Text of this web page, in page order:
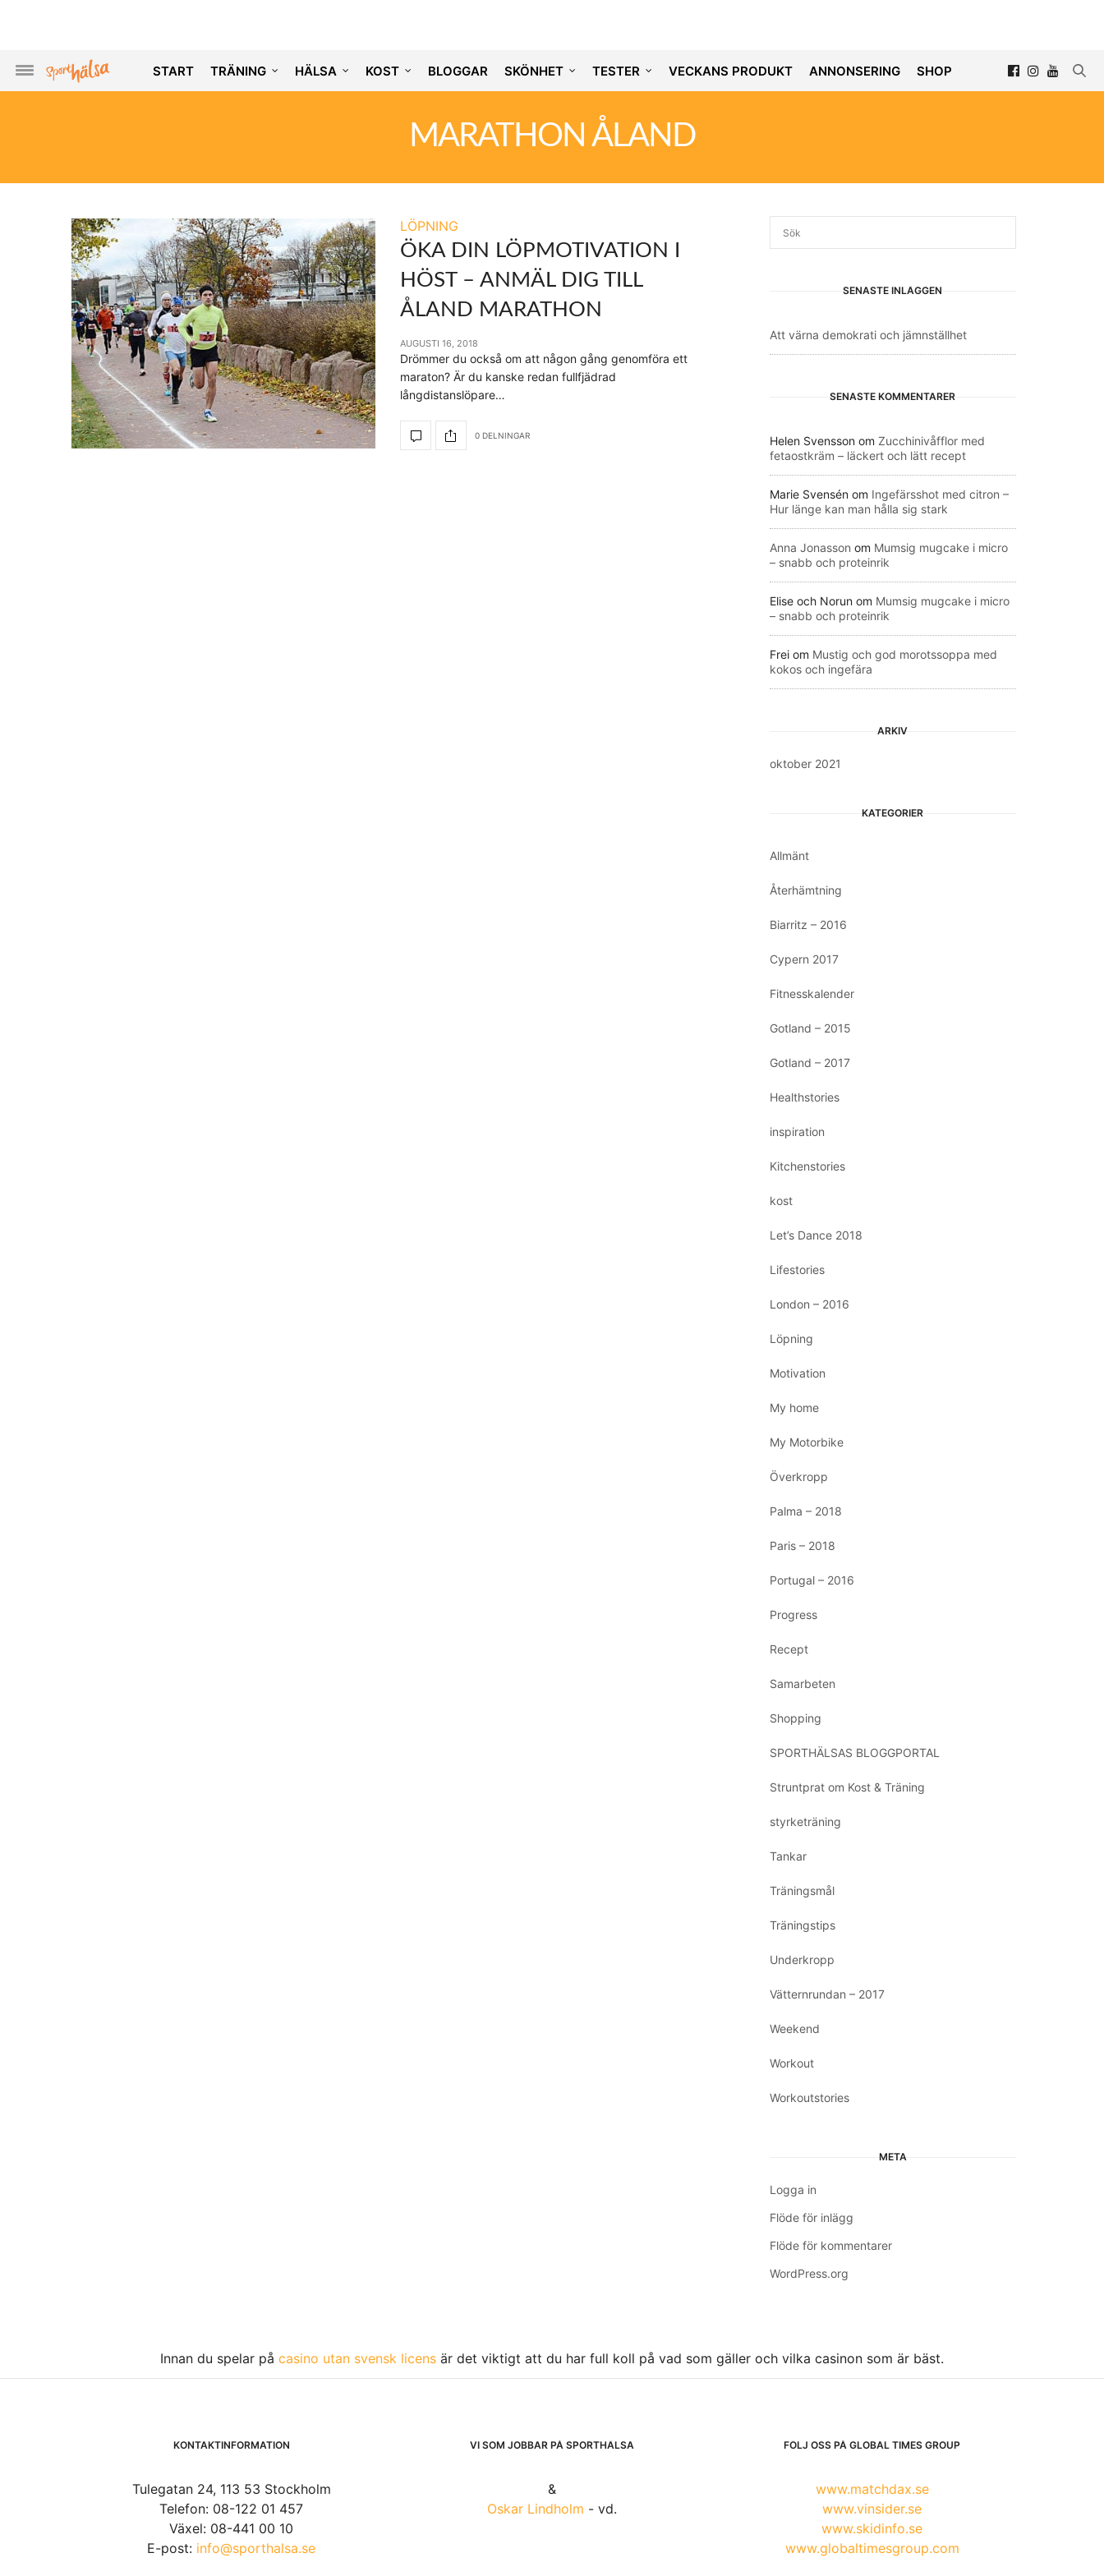
START TRÄNING HÄLSA KOST BLOGGAR SKÖNHET TESTER VECKANS PRODUKT ANNONSERING SHOP
MARATHON ÅLAND
LÖPNING
ÖKA DIN LÖPMOTIVATION I
HÖST – ANMÄL DIG TILL
ÅLAND MARATHON
AUGUSTI 16, 2018
Drömmer du också om att någon gång genomföra ett
maraton? Är du kanske redan fullfjädrad
långdistanslöpare…
0 DELNINGAR
SENASTE INLÄGGEN
Att värna demokrati och jämnställhet
SENASTE KOMMENTARER
Helen Svensson om Zucchinivåfflor med
fetaostkräm – läckert och lätt recept
Marie Svensén om Ingefärsshot med citron –
Hur länge kan man hålla sig stark
Anna Jonasson om Mumsig mugcake i micro
– snabb och proteinrik
Elise och Norun om Mumsig mugcake i micro
– snabb och proteinrik
Frei om Mustig och god morotssoppa med
kokos och ingefära
ARKIV
oktober 2021
KATEGORIER
Allmänt
Återhämtning
Biarritz – 2016
Cypern 2017
Fitnesskalender
Gotland – 2015
Gotland – 2017
Healthstories
inspiration
Kitchenstories
kost
Let’s Dance 2018
Lifestories
London – 2016
Löpning
Motivation
My home
My Motorbike
Överkropp
Palma – 2018
Paris – 2018
Portugal – 2016
Progress
Recept
Samarbeten
Shopping
SPORTHÄLSAS BLOGGPORTAL
Struntprat om Kost & Träning
styrketräning
Tankar
Träningsmål
Träningstips
Underkropp
Vätternrundan – 2017
Weekend
Workout
Workoutstories
META
Logga in
Flöde för inlägg
Flöde för kommentarer
WordPress.org
Innan du spelar på casino utan svensk licens är det viktigt att du har full koll på vad som gäller och vilka casinon som är bäst.
KONTAKTINFORMATION
Tulegatan 24, 113 53 Stockholm
Telefon: 08-122 01 457
Växel: 08-441 00 10
E-post: info@sporthalsa.se
VI SOM JOBBAR PÅ SPORTHÄLSA
&
Oskar Lindholm - vd.
FÖLJ OSS PÅ GLOBAL TIMES GROUP
www.matchdax.se
www.vinsider.se
www.skidinfo.se
www.globaltimesgroup.com